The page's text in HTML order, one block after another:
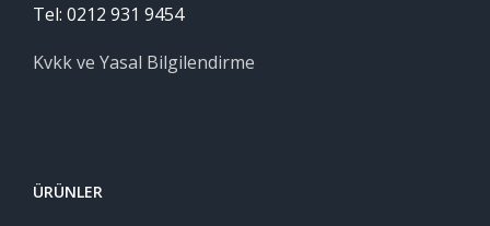
Tel: 0212 931 9454
Kvkk ve Yasal Bilgilendirme
ÜRÜNLER